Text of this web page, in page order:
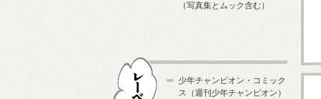
（写真集とムック含む）
少年チャンピオン・コミック
ス（週刊少年チャンピオン）